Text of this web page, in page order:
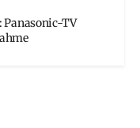
Panasonic-TV